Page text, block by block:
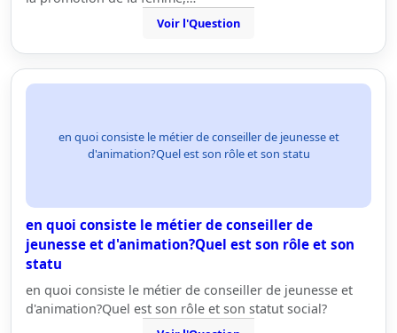
Voir l'Question
en quoi consiste le métier de conseiller de jeunesse et
d'animation?Quel est son rôle et son statu
en quoi consiste le métier de conseiller de
jeunesse et d'animation?Quel est son rôle et son
statu
en quoi consiste le métier de conseiller de jeunesse et
d'animation?Quel est son rôle et son statut social?